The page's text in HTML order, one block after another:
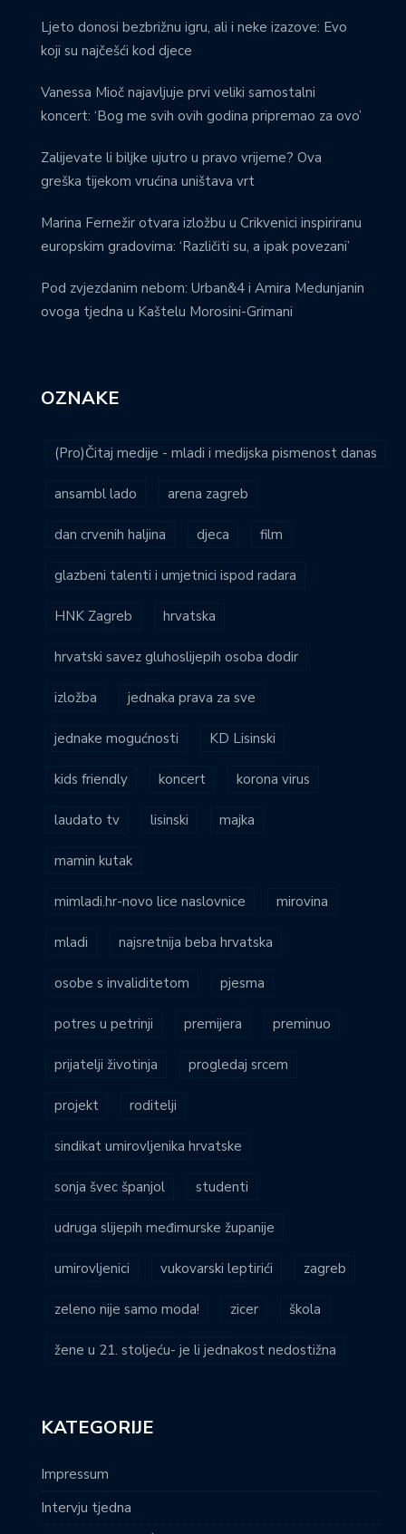
Ljeto donosi bezbrižnu igru, ali i neke izazove: Evo
koji su najčešći kod djece
Vanessa Mioč najavljuje prvi veliki samostalni
koncert: ‘Bog me svih ovih godina pripremao za ovo’
Zalijevate li biljke ujutro u pravo vrijeme? Ova
greška tijekom vrućina uništava vrt
Marina Fernežir otvara izložbu u Crikvenici inspiriranu
europskim gradovima: ‘Različiti su, a ipak povezani’
Pod zvjezdanim nebom: Urban&4 i Amira Medunjanin
ovoga tjedna u Kaštelu Morosini-Grimani
OZNAKE
(Pro)Čitaj medije - mladi i medijska pismenost danas
ansambl lado arena zagreb
dan crvenih haljina djeca film
glazbeni talenti i umjetnici ispod radara
HNK Zagreb hrvatska
hrvatski savez gluhoslijepih osoba dodir
izložba jednaka prava za sve
jednake mogućnosti KD Lisinski
kids friendly koncert korona virus
laudato tv lisinski majka
mamin kutak
mimladi.hr-novo lice naslovnice mirovina
mladi najsretnija beba hrvatska
osobe s invaliditetom pjesma
potres u petrinji premijera preminuo
prijatelji životinja progledaj srcem
projekt roditelji
sindikat umirovljenika hrvatske
sonja švec španjol studenti
udruga slijepih međimurske županije
umirovljenici vukovarski leptirići zagreb
zeleno nije samo moda! zicer škola
žene u 21. stoljeću- je li jednakost nedostižna
KATEGORIJE
Impressum
Intervju tjedna